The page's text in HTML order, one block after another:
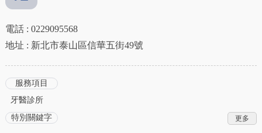
電話 : 0229095568
地址 : 新北市泰山區信華五街49號
服務項目
牙醫診所
特別關鍵字